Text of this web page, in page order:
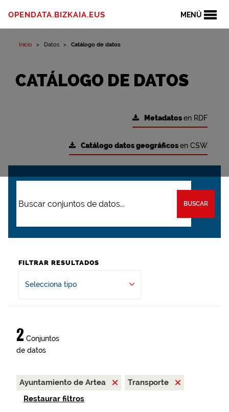
MENÚ
OPENDATA.BIZKAIA.EUS
Inicio Datos Catálogo de datos
CATÁLOGO DE DATOS
Metadatosen RDF
Catálogo datos geográficosen CSW
BUSCAR
FILTRAR RESULTADOS
Selecciona tipo
2 Conjuntos
de datos
Ayuntamiento de Artea
Transporte
Restaurar filtros